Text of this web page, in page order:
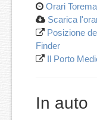
Orari
Scarica
Posizione
Finder
Il Porto
In auto